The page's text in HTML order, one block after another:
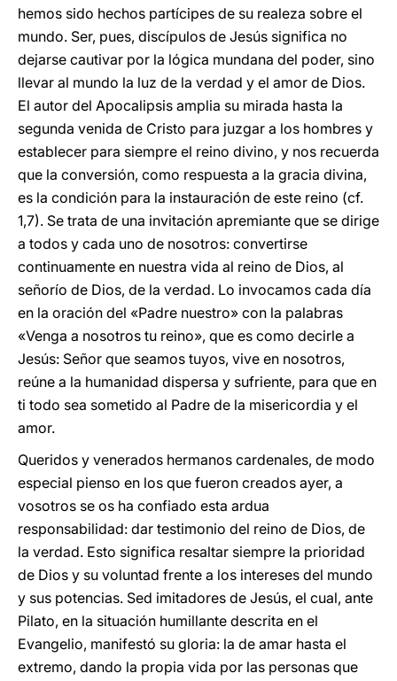
hemos sido hechos partícipes de su realeza sobre el
mundo. Ser, pues, discípulos de Jesús significa no
dejarse cautivar por la lógica mundana del poder, sino
llevar al mundo la luz de la verdad y el amor de Dios.
El autor del Apocalipsis amplia su mirada hasta la
segunda venida de Cristo para juzgar a los hombres y
establecer para siempre el reino divino, y nos recuerda
que la conversión, como respuesta a la gracia divina,
es la condición para la instauración de este reino (cf.
1,7). Se trata de una invitación apremiante que se dirige
a todos y cada uno de nosotros: convertirse
continuamente en nuestra vida al reino de Dios, al
señorío de Dios, de la verdad. Lo invocamos cada día
en la oración del «Padre nuestro» con la palabras
«Venga a nosotros tu reino», que es como decirle a
Jesús: Señor que seamos tuyos, vive en nosotros,
reúne a la humanidad dispersa y sufriente, para que en
ti todo sea sometido al Padre de la misericordia y el
amor.
Queridos y venerados hermanos cardenales, de modo
especial pienso en los que fueron creados ayer, a
vosotros se os ha confiado esta ardua
responsabilidad: dar testimonio del reino de Dios, de
la verdad. Esto significa resaltar siempre la prioridad
de Dios y su voluntad frente a los intereses del mundo
y sus potencias. Sed imitadores de Jesús, el cual, ante
Pilato, en la situación humillante descrita en el
Evangelio, manifestó su gloria: la de amar hasta el
extremo, dando la propia vida por las personas que